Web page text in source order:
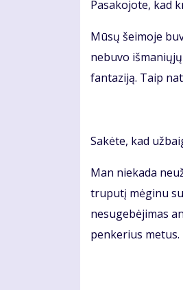
Pasakojote, kad
Mūsų šeimoje
nebuvo
fantaziją. Taip
Sakėte, kad
Man niekada
truputį mėginu
nesugebėjimas
penkerius metus.